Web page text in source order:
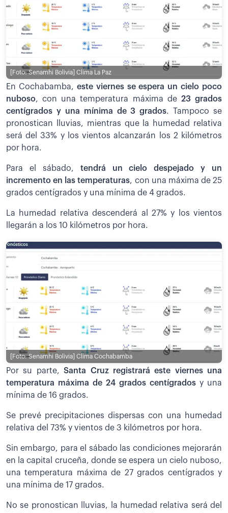
[Foto: Senamhi Bolivia] Clima La Paz
En Cochabamba, este viernes se espera un cielo poco
nuboso, con una temperatura máxima de 23 grados
centígrados y una mínima de 3 grados. Tampoco se
pronostican lluvias, mientras que la humedad relativa
será del 33% y los vientos alcanzarán los 2 kilómetros
por hora.
Para el sábado, tendrá un cielo despejado y un
incremento en las temperaturas, con una máxima de 25
grados centígrados y una mínima de 4 grados.
La humedad relativa descenderá al 27% y los vientos
llegarán a los 10 kilómetros por hora.
[Foto: Senamhi Bolivia] Clima Cochabamba
Por su parte,Santa Cruz registrará este viernes una
temperatura máxima de 24 grados centígrados y una
mínima de 16 grados.
Se prevé precipitaciones dispersas con una humedad
relativa del 73% y vientos de 3 kilómetros por hora.
Sin embargo, para el sábado las condiciones mejorarán
en la capital cruceña, donde se espera un cielo nuboso,
una temperatura máxima de 27 grados centígrados y
una mínima de 17 grados.
No se pronostican lluvias, la humedad relativa será del